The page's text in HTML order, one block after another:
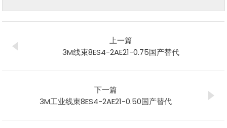
上一篇
3M线束8ES4-2AE21-0.75国产替代
下一篇
3M工业线束8ES4-2AE21-0.50国产替代